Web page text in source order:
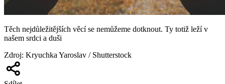
Těch nejdůležitějších věcí se nemůžeme dotknout. Ty totiž leží v
našem srdci a duši
Zdroj: Kryuchka Yaroslav / Shutterstock